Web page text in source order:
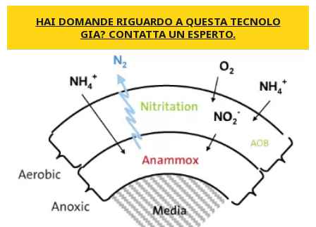
HAI DOMANDE RIGUARDO A QUESTA TECNOLO
GIA? CONTATTA UN ESPERTO.